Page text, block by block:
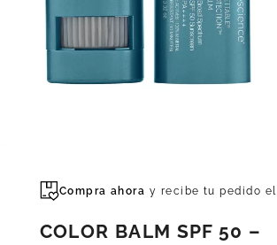
Compra ahora y recibe tu pedido el
COLOR BALM SPF 50 –